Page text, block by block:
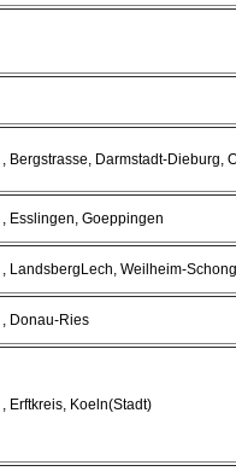
, Bergstrasse, Darmstadt-Dieburg,
, Esslingen, Goeppingen
, LandsbergLech, Weilheim-
, Donau-Ries
, Erftkreis, Koeln(Stadt)